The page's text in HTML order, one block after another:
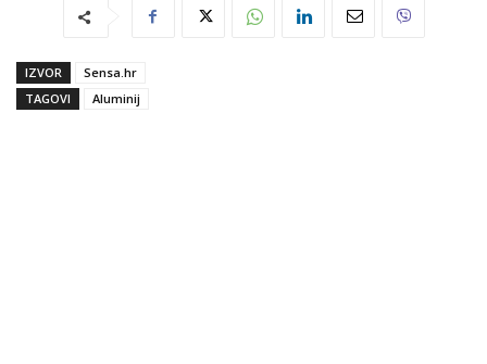
IZVOR
Sensa.hr
TAGOVI
Aluminij